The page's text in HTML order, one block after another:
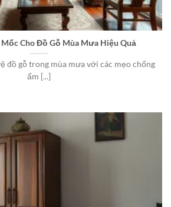
Cho Đồ Gỗ Mùa Mưa Hiệu Quả
đồ gỗ trong mùa mưa với các mẹo chống
ẩm [...]